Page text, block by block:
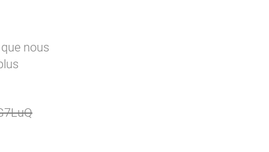
nous